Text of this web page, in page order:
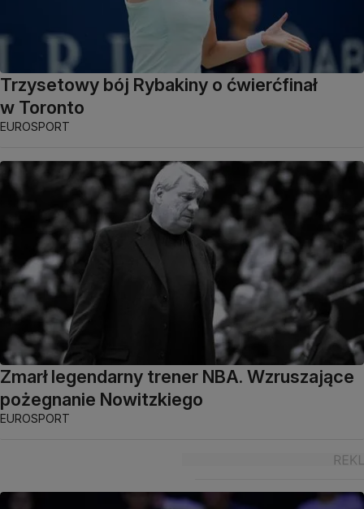
Trzysetowy bój Rybakiny o ćwierćfinał
w Toronto
EUROSPORT
Zmarł legendarny trener NBA. Wzruszające
pożegnanie Nowitzkiego
EUROSPORT